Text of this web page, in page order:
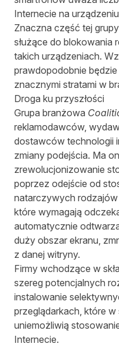
Internecie na
Znaczna część tej
służące do blokowania
takich urządzeniach.
prawdopodobnie będzie
znacznymi stratami w
Droga ku przyszłości
Grupa branżowa
reklamodawców,
dostawców technologii
zmiany podejścia. Ma
zrewolucjonizowanie
poprzez odejście od
natarczywych rodzajów
które wymagają
automatycznie
duży obszar ekranu,
z danej witryny.
Firmy wchodzące w
szereg potencjalnych
instalowanie
przeglądarkach, które
uniemożliwią
Internecie.